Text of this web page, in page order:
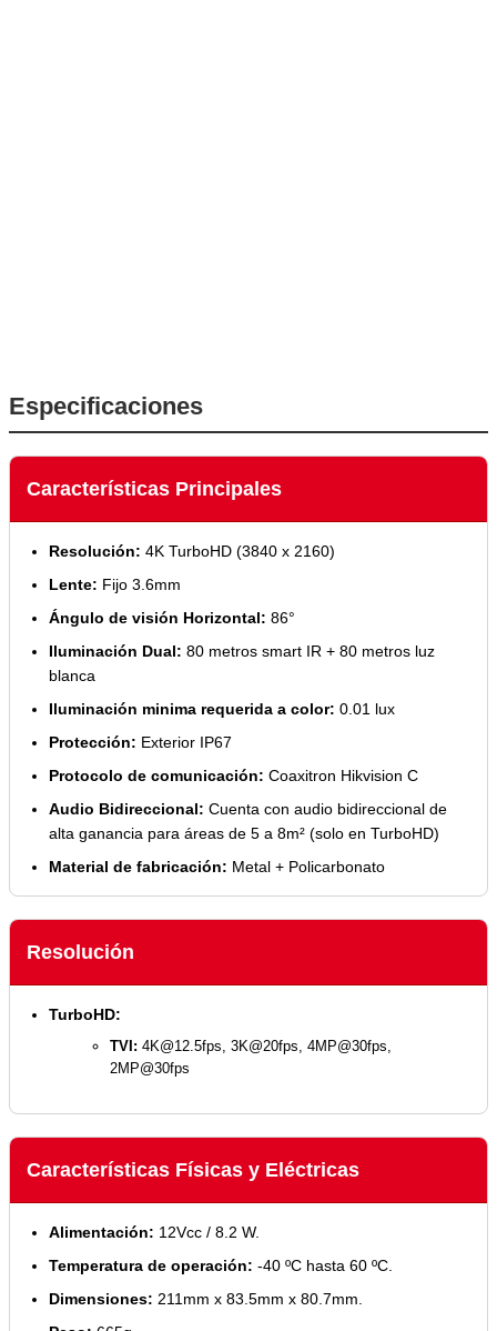
Especificaciones
Características Principales
Resolución: 4K TurboHD (3840 x 2160)
Lente: Fijo 3.6mm
Ángulo de visión Horizontal: 86°
Iluminación Dual: 80 metros smart IR + 80 metros luz
blanca
Iluminación minima requerida a color: 0.01 lux
Protección: Exterior IP67
Protocolo de comunicación: Coaxitron Hikvision C
Audio Bidireccional: Cuenta con audio bidireccional de
alta ganancia para áreas de 5 a 8m² (solo en TurboHD)
Material de fabricación: Metal + Policarbonato
Resolución
TurboHD:
TVI: 4K@12.5fps , 3K@20fps, 4MP@30fps,
2MP@30fps
Características Físicas y Eléctricas
Alimentación: 12Vcc / 8.2 W.
Temperatura de operación: -40 ºC hasta 60 ºC.
Dimensiones: 211mm x 83.5mm x 80.7mm.